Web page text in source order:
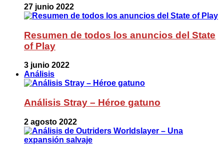
27 junio 2022
Resumen de todos los anuncios del State
of Play
3 junio 2022
Análisis
Análisis Stray – Héroe gatuno
2 agosto 2022